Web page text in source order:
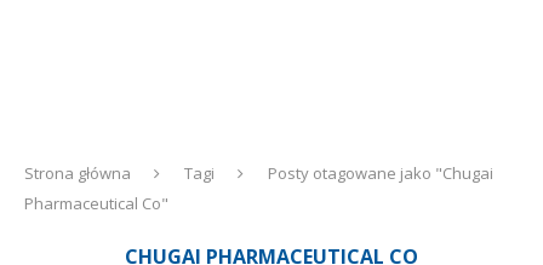
Strona główna Tagi
Posty otagowane jako "Chugai
Pharmaceutical Co"
CHUGAI PHARMACEUTICAL CO